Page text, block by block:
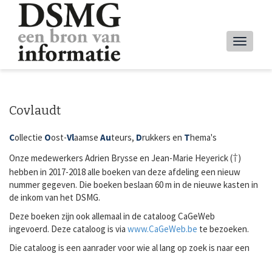
Main
Covlaudt
Collectie Oost-Vlaamse Auteurs, Drukkers en Thema's
Onze medewerkers Adrien Brysse en Jean-Marie Heyerick (†)
hebben in 2017-2018 alle boeken van deze afdeling een nieuw
nummer gegeven. Die boeken beslaan 60 m in de nieuwe kasten in
de inkom van het DSMG.
Deze boeken zijn ook allemaal in de cataloog CaGeWeb
ingevoerd. Deze cataloog is via www.CaGeWeb.be te bezoeken.
Die cataloog is een aanrader voor wie al lang op zoek is naar een